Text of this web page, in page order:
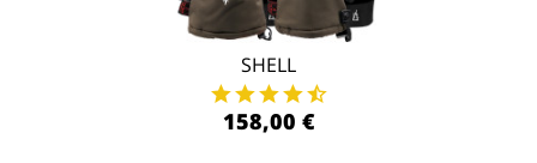
SHELL
158,00 €